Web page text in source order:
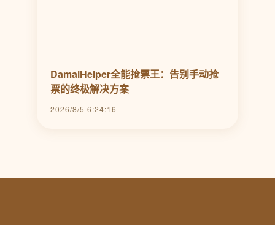
DamaiHelper全能抢票王：告别手动抢
票的终极解决方案
2026/8/5 6:24:16